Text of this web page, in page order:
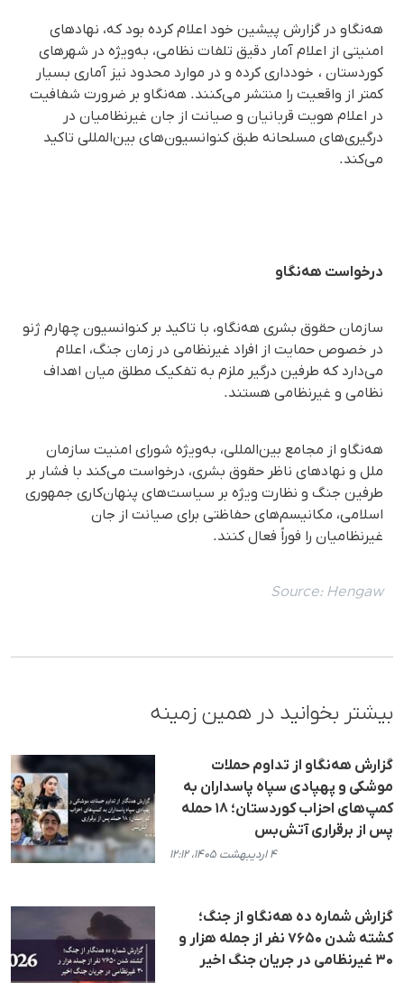
هه‌نگاو در گزارش پیشین خود اعلام کرده بود که، نهادهای
امنیتی از اعلام آمار دقیق تلفات نظامی، به‌ویژه در شهرهای
کوردستان ، خودداری کرده و در موارد محدود نیز آماری بسیار
کمتر از واقعیت را منتشر می‌کنند. هه‌نگاو بر ضرورت شفافیت
در اعلام هویت قربانیان و صیانت از جان غیرنظامیان در
درگیری‌های مسلحانه طبق کنوانسیون‌های بین‌المللی تاکید
می‌کند.
درخواست هه‌نگاو
سازمان حقوق بشری هه‌نگاو، با تاکید بر کنوانسیون چهارم ژنو
در خصوص حمایت از افراد غیرنظامی در زمان جنگ، اعلام
می‌دارد که طرفین درگیر ملزم به تفکیک مطلق میان اهداف
نظامی و غیرنظامی هستند.
هه‌نگاو از مجامع بین‌المللی، به‌ویژه شورای امنیت سازمان
ملل و نهادهای ناظر حقوق بشری، درخواست می‌کند با فشار بر
طرفین جنگ و نظارت ویژه بر سیاست‌های پنهان‌کاری جمهوری
اسلامی، مکانیسم‌های حفاظتی برای صیانت از جان
غیرنظامیان را فوراً فعال کنند.
Source: Hengaw
بیشتر بخوانید در همین زمینه
گزارش هه‌نگاو از تداوم حملات
موشکی و پهپادی سپاه پاسداران به
کمپ‌های احزاب کوردستان؛ ۱۸ حمله
پس از برقراری آتش‌بس
۴ اردیبهشت ۱۴۰۵، ۱۲:۱۲
گزارش شماره ده هه‌نگاو از جنگ؛
کشته شدن ۷۶۵۰ نفر از جمله هزار و
۳۰ غیرنظامی در جریان جنگ اخیر